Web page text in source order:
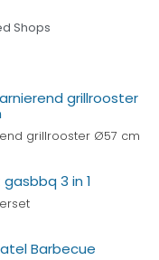
Shops
grillrooster Ø57 cm